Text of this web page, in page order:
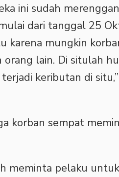
ini sudah
dari tanggal 25
karena mungkin
lain. Di situlah
keributan di
korban sempat
meminta pelaku